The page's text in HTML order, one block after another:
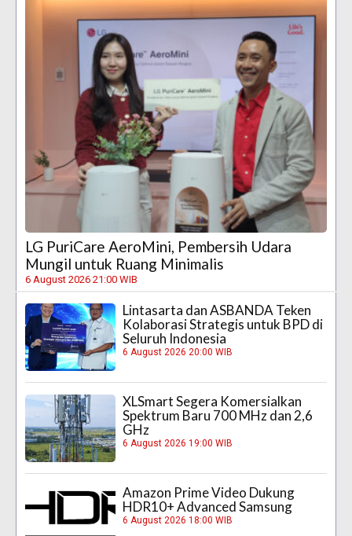
LG PuriCare AeroMini, Pembersih Udara
Mungil untuk Ruang Minimalis
6 August 2026 21:00 WIB
Lintasarta dan ASBANDA Teken
Kolaborasi Strategis untuk BPD di
Seluruh Indonesia
6 August 2026 20:00 WIB
XLSmart Segera Komersialkan
Spektrum Baru 700 MHz dan 2,6
GHz
6 August 2026 19:00 WIB
Amazon Prime Video Dukung
HDR10+ Advanced Samsung
6 August 2026 18:00 WIB